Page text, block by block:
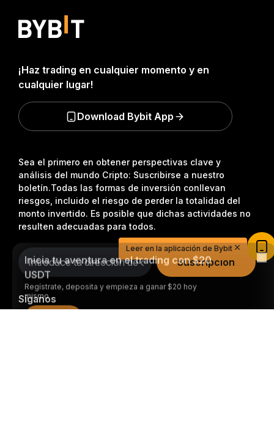
Sea el primero en obtener perspectivas clave y
análisis del mundo Cripto: Suscribirse a nuestro
boletín.Todas las formas de inversión conllevan
riesgos, incluido el riesgo de perder la totalidad del
monto invertido. Es posible que dichas actividades no
resulten adecuadas para todos.
Suscripción
Síganos
¡Haz trading en cualquier momento y en
cualquier lugar!
Download Bybit App
Inicia tu aventura en el trading con $20
USDT
Regístrate, deposita y empieza a ganar $20 hoy
mismo
Únete
Leer en la aplicación de Bybit